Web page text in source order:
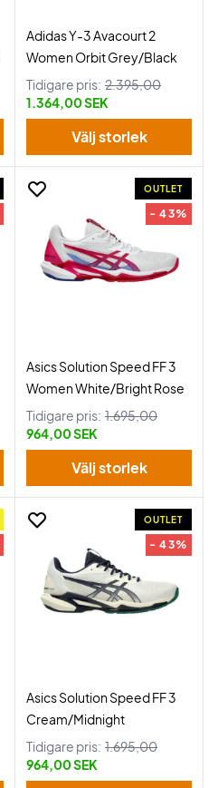
Adidas Y-3 Avacourt 2
Women Orbit Grey/Black
Tidigare pris: 2.395,00
1.364,00 SEK
Välj storlek
OUTLET
- 43%
Asics Solution Speed FF 3
Women White/Bright Rose
Tidigare pris: 1.695,00
964,00 SEK
Välj storlek
OUTLET
- 43%
Asics Solution Speed FF 3
Cream/Midnight
Tidigare pris: 1.695,00
964,00 SEK